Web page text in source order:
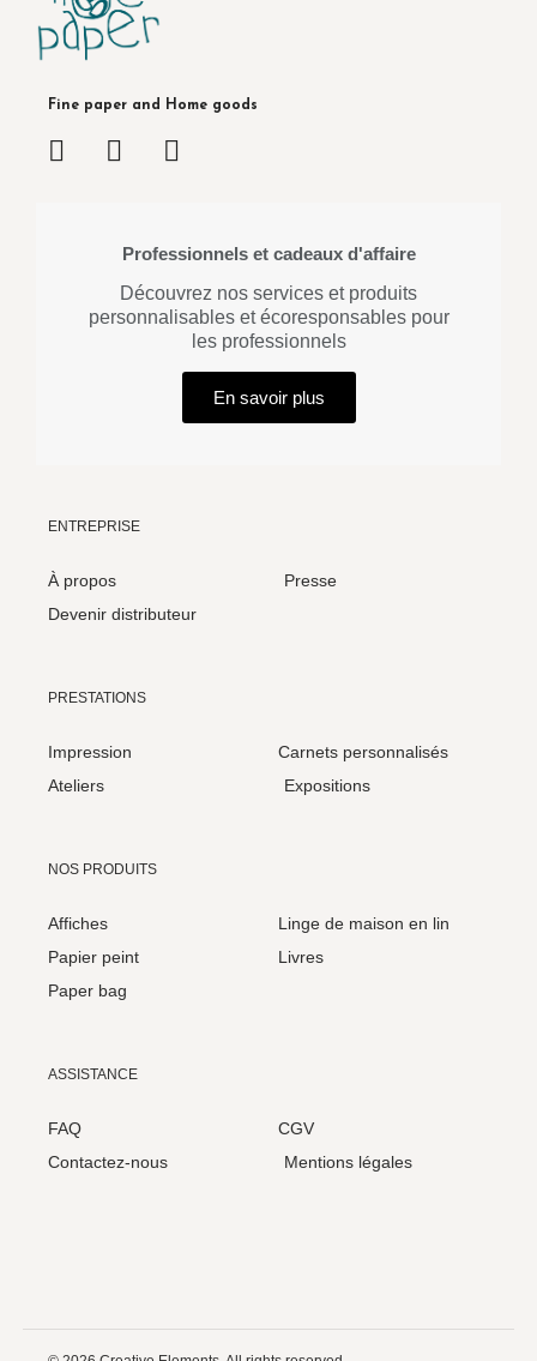
Fine paper and Home goods
Professionnels et cadeaux d'affaire
Découvrez nos services et produits
personnalisables et écoresponsables pour
les professionnels
En savoir plus
ENTREPRISE
À propos
Devenir distributeur
Presse
PRESTATIONS
Impression
Ateliers
Carnets personnalisés
Expositions
NOS PRODUITS
Affiches
Papier peint
Paper bag
Linge de maison en lin
Livres
ASSISTANCE
FAQ
Contactez-nous
CGV
Mentions légales